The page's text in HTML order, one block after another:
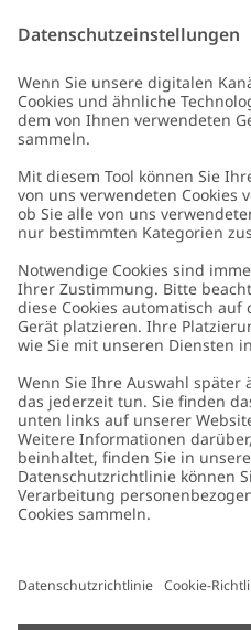
Kundenservice
Kontaktieren Sie uns
FAQ
Barrierefreiheit
Datenschutzrichtlinie
Cookie-Richtlinie
Über uns
Über Newbie
Nachhaltigkeit
Impressum
Presse
Germany
Cookies